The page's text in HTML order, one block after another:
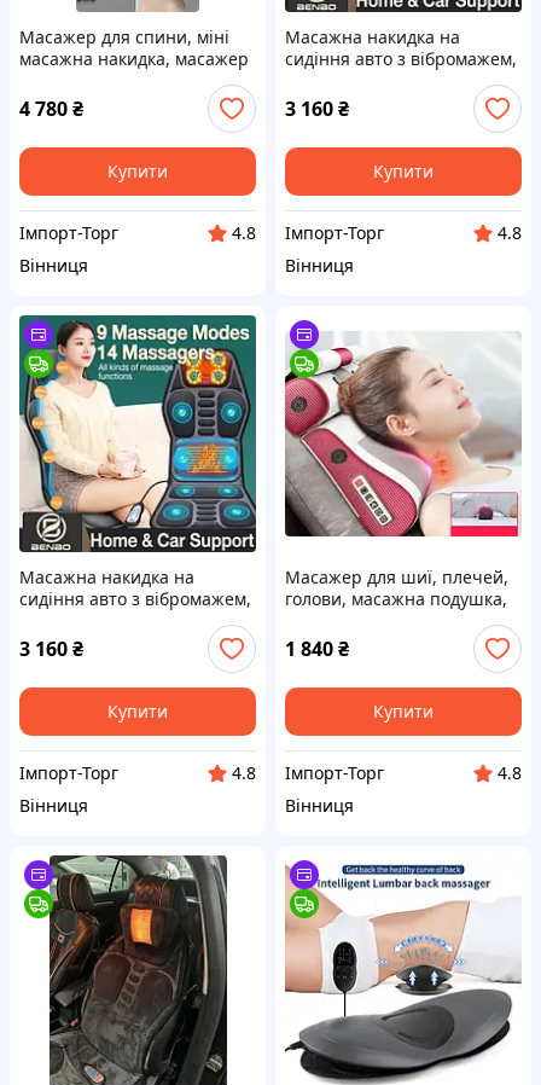
Масажер для спини, міні
масажна накидка, масажер
попереку
4 780₴
Купити
Імпорт-Торг
4.8
Вінниця
Масажна накидка на
сидіння авто з вібромажем,
підігрівом, масажем шиї.
3 160₴
Купити
Імпорт-Торг
4.8
Вінниця
Масажна накидка на
сидіння авто з вібромажем,
підігрівом, масажем шиї.
3 160₴
Купити
Імпорт-Торг
4.8
Вінниця
Масажер для шиї, плечей,
голови, масажна подушка,
підігрівом, ароматизацією
1 840₴
Купити
Імпорт-Торг
4.8
Вінниця